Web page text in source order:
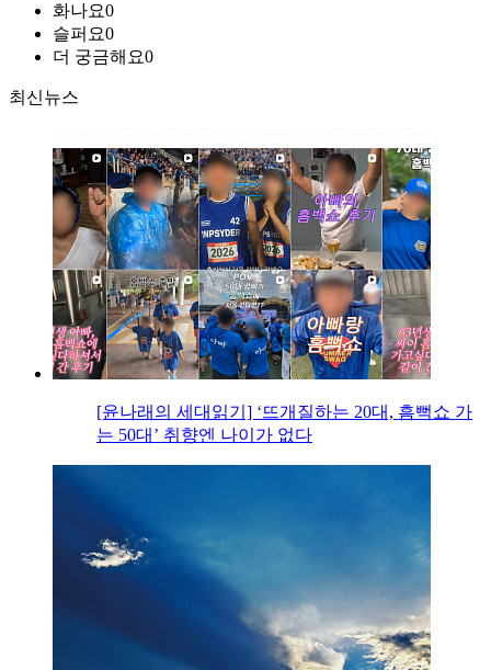
화나요0
슬퍼요0
더 궁금해요0
최신뉴스
[윤나래의 세대읽기] ‘뜨개질하는 20대, 흠뻑쇼 가
는 50대’ 취향엔 나이가 없다